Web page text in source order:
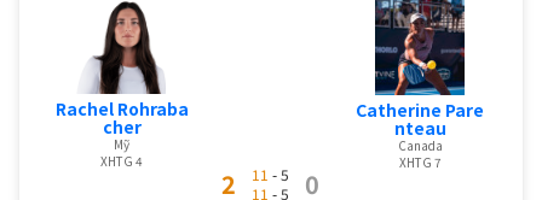
Rachel Rohraba
cher
Mỹ
XHTG 4
2 11 - 5
11 - 5 0
Catherine Pare
nteau
Canada
XHTG 7